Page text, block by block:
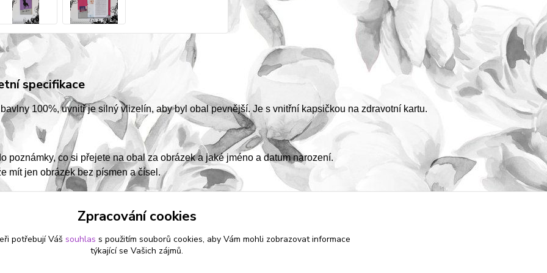
specifikace
100%, uvnitř je silný vlizelín, aby byl obal pevnější. Je s vnitřní kapsičkou na zdravotní kartu.
poznámky, co si přejete na obal za obrázek a jaké jméno a datum narození.
mít jen obrázek bez písmen a čísel.
v kategoriích
Zpracování cookies
potřebují Váš souhlas s použitím souborů cookies, aby Vám mohli zobrazovat informace
týkající se Vašich zájmů.